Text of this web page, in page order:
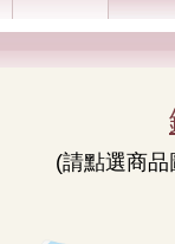
(請點選商